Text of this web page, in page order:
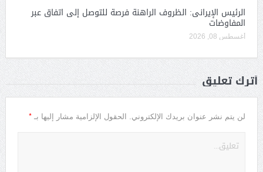
الرئيس الإيرانى: الظروف الراهنة فرصة للتوصل إلى اتفاق عبر
المفاوضات
أغسطس 08, 2026
أترك تعليق
لن يتم نشر عنوان بريدك الإلكتروني. الحقول الإلزامية مشار إليها بـ *